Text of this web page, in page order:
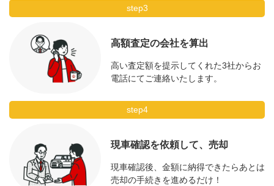
step3
高額査定の会社を算出
高い査定額を提示してくれた3社からお
電話にてご連絡いたします。
step4
現車確認を依頼して、売却
現車確認後、金額に納得できたらあとは
売却の手続きを進めるだけ！